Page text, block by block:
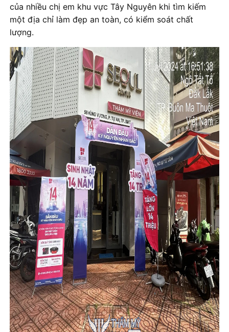
của nhiều chị em khu vực Tây Nguyên khi tìm kiếm
một địa chỉ làm đẹp an toàn, có kiểm soát chất
lượng.